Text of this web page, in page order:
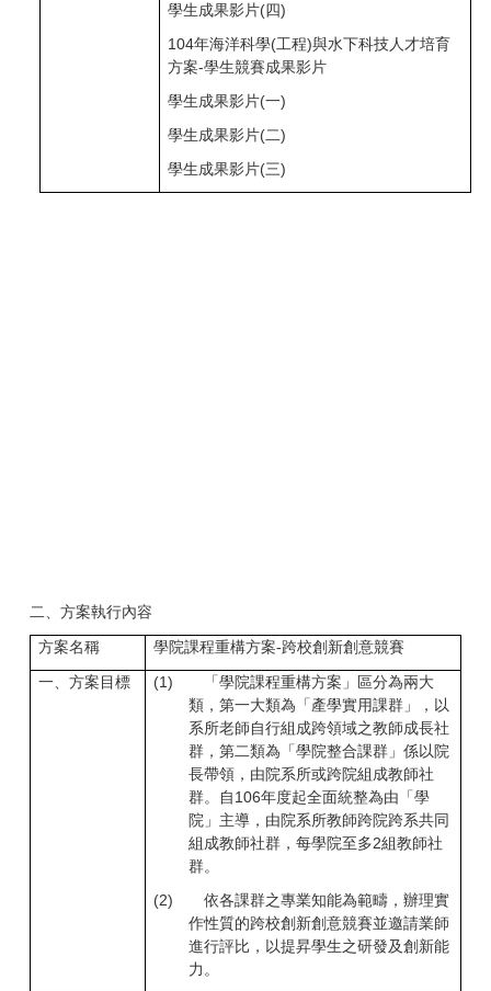
學生成果影片(四)
104年海洋科學(工程)與水下科技人才培育
方案-學生競賽成果影片
學生成果影片(一)
學生成果影片(二)
學生成果影片(三)
二、方案執行內容
方案名稱
學院課程重構方案-跨校創新創意競賽
一、方案目標
(1)
「學院課程重構方案」區分為兩大
類，第一大類為「產學實用課群」，以
系所老師自行組成跨領域之教師成長社
群，第二類為「學院整合課群」係以院
長帶領，由院系所或跨院組成教師社
群。自106年度起全面統整為由「學
院」主導，由院系所教師跨院跨系共同
組成教師社群，每學院至多2組教師社
群。
(2)依各課群之專業知能為範疇，辦理實
作性質的跨校創新創意競賽並邀請業師
進行評比，以提昇學生之研發及創新能
力。